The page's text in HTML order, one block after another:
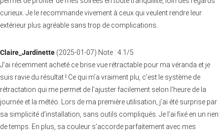
curieux. Je le recommande vivement à ceux qui veulent rendre leur
extérieur plus agréable sans trop de complications.
Claire_Jardinette (2025-01-07) Note : 4.1 /5
J’ai récemment acheté ce brise vue rétractable pour ma véranda et je
suis ravie du résultat ! Ce qui m’a vraiment plu, c’est le système de
rétractation qui me permet de l’ajuster facilement selon l’heure de la
journée et la météo. Lors de ma première utilisation, j’ai été surprise par
sa simplicité d’installation, sans outils compliqués. Je l’ai fixé en un rien
de temps. En plus, sa couleur s’accorde parfaitement avec mes